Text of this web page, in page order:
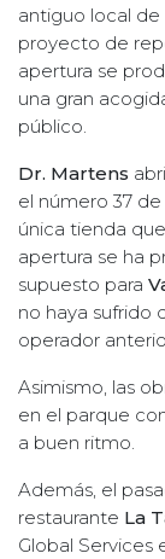
antiguo local de
proyecto de
apertura se
una gran
público.
Dr. Martens
el número 37
única tienda
apertura se ha
supuesto para
no haya sufrido
operador
Asimismo, las
en el parque
a buen ritmo.
Además, el
restaurante La
Global Services